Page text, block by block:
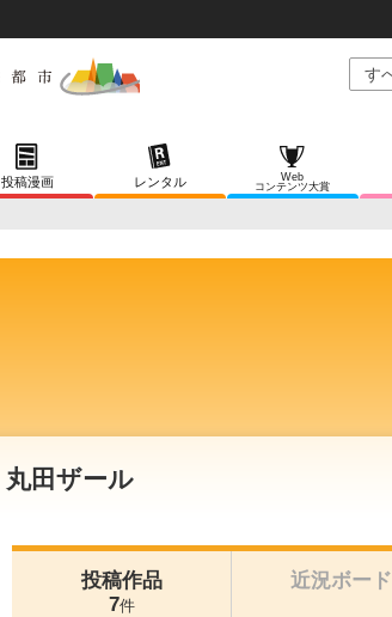
投稿漫画 レンタル
Web
コンテンツ大賞
丸田ザール
投稿作品
7件
近況ボード